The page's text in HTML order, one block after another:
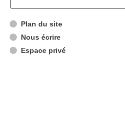
Plan du site
Nous écrire
Espace privé